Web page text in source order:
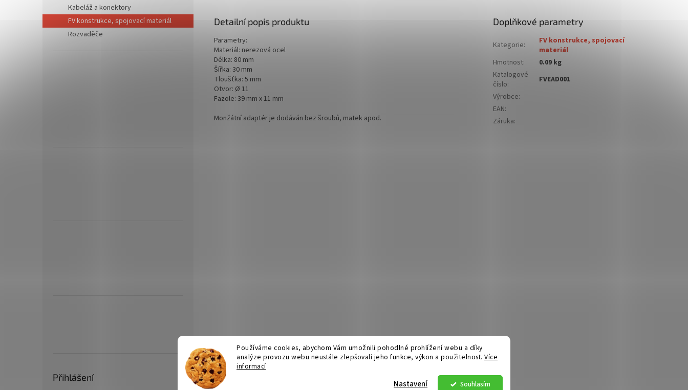
Používáme cookies, abychom Vám umožnili pohodlné prohlížení webu a díky
analýze provozu webu neustále zlepšovali jeho funkce, výkon a použitelnost. Více
informací
Souhlasím
Nastavení
Kabeláž a konektory
FV konstrukce, spojovací materiál
Rozvaděče
Přihlášení
Detailní popis produktu
Parametry:
Materiál: nerezová ocel
Délka: 80 mm
Šířka: 30 mm
Tloušťka: 5 mm
Otvor: Ø 11
Fazole: 39 mm x 11 mm
Monžátní adaptér je dodáván bez šroubů, matek apod.
Doplňkové parametry
Kategorie:
FV konstrukce, spojovací
materiál
Hmotnost:
0.09 kg
Katalogové
číslo:
FVEAD001
Výrobce:
EAN:
Záruka: